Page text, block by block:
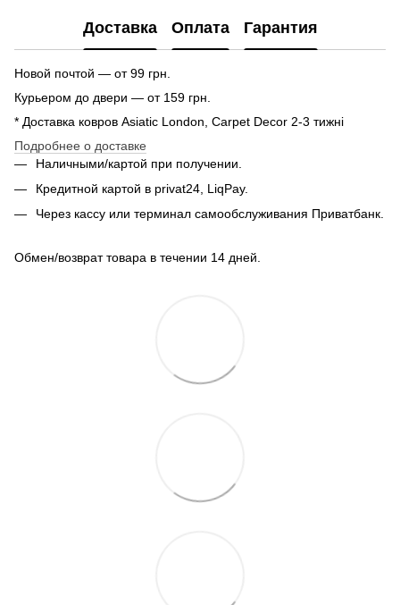
Доставка Оплата Гарантия
Новой почтой — от 99 грн.
Курьером до двери — от 159 грн.
* Доставка ковров Asiatic London, Carpet Decor 2-3 тижні
Подробнее о доставке
Наличными/картой при получении.
Кредитной картой в privat24, LiqPay.
Через кассу или терминал самообслуживания Приватбанк.
Обмен/возврат товара в течении 14 дней.